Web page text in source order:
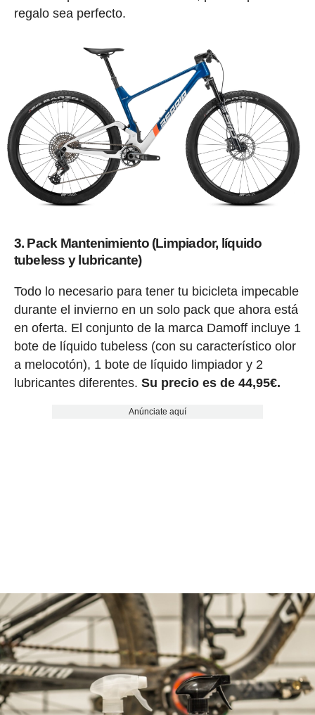
regalo sea perfecto.
3. Pack Mantenimiento (Limpiador, líquido
tubeless y lubricante)
Todo lo necesario para tener tu bicicleta impecable
durante el invierno en un solo pack que ahora está
en oferta. El conjunto de la marca Damoff incluye 1
bote de líquido tubeless (con su característico olor
a melocotón), 1 bote de líquido limpiador y 2
lubricantes diferentes. Su precio es de 44,95€.
Anúnciate aquí